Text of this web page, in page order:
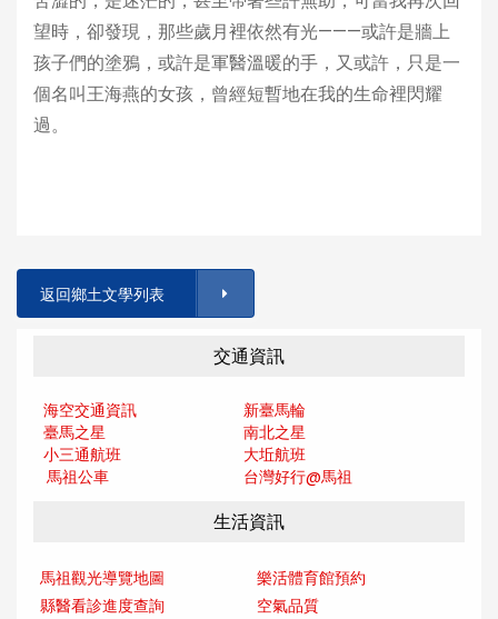
望時，卻發現，那些歲月裡依然有光———或許是牆上
孩子們的塗鴉，或許是軍醫溫暖的手，又或許，只是一
個名叫王海燕的女孩，曾經短暫地在我的生命裡閃耀
過。
返回鄉土文學列表
交通資訊
海空交通資訊
新臺馬輪
臺馬之星
南北之星
小三通航班
大坵航班
馬祖公車
台灣好行@馬祖
生活資訊
馬祖觀光導覽地圖
樂活體育館預約
縣醫看診進度查詢
空氣品質